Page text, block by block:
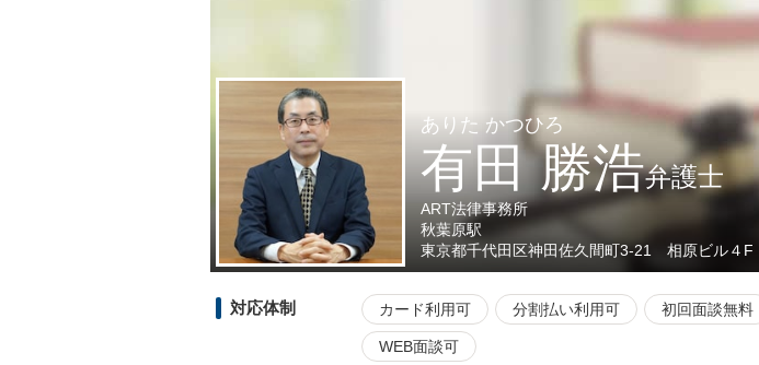
ありた かつひろ
有田 勝浩弁護士
ART法律事務所
秋葉原駅
東京都千代田区神田佐久間町3‐21 相原ビル４F
対応体制 カード利用可 分割払い利用可 初回面談無料
WEB面談可